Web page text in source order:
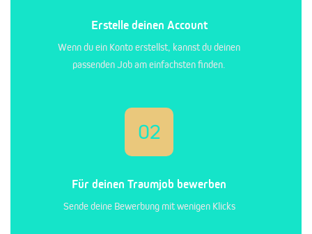
Erstelle deinen Account
Wenn du ein Konto erstellst, kannst du deinen
passenden Job am einfachsten finden.
02
Für deinen Traumjob bewerben
Sende deine Bewerbung mit wenigen Klicks